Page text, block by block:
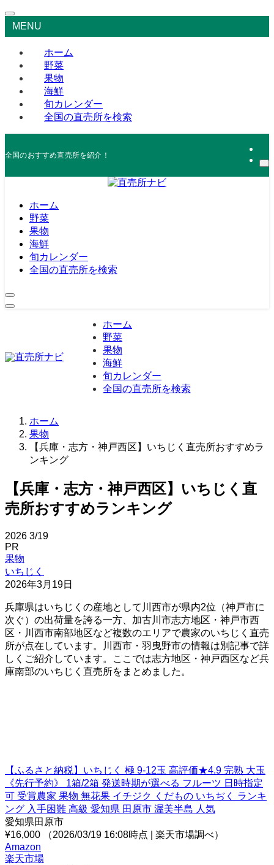
MENU
ホーム
野菜
果物
海鮮
旬カレンダー
全国の直売所を検索
全国のおすすめ直売所を紹介！
ホーム
野菜
果物
海鮮
旬カレンダー
全国の直売所を検索
ホーム
野菜
果物
海鮮
旬カレンダー
全国の直売所を検索
ホーム
果物
【兵庫・志方・神戸西区】いちじく直売所おすすめラ
ンキング
【兵庫・志方・神戸西区】いちじく直
売所おすすめランキング
2026 3/19
PR
果物
いちじく
2026年3月19日
兵庫県はいちじくの産地として川西市が県内2位（神戸市に
次ぐ）の出荷量を誇る一方、加古川市志方地区・神戸市西
区・川西市南部地区など複数のエリアで農家のいちじく直売
所が点在しています。川西市・羽曳野市の情報は別記事で詳
しくご紹介しています。ここでは志方地区・神戸西区など兵
庫南部のいちじく直売所をまとめました。
【ふるさと納税】いちじく 極 9-12玉 高評価★4.9 完熟 大玉
《先行予約》 1箱/2箱 発送時期が選べる フルーツ 日時指定
可 受賞農家 果物 無花果 イチジク くだもの いちぢく ランキ
ング 入手困難 高級 愛知県 田原市 渥美半島 人気
愛知県田原市
¥16,000
（2026/03/19 16:08時点 | 楽天市場調べ）
Amazon
楽天市場